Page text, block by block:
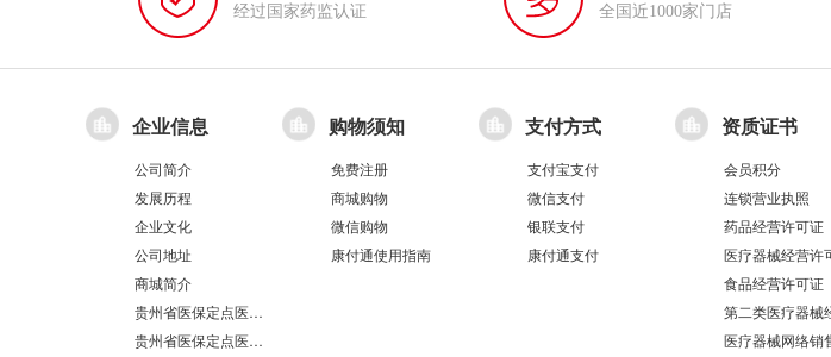
经过国家药监认证 全国近1000家门店
企业信息
公司简介
发展历程
企业文化
公司地址
商城简介
贵州省医保定点医疗机构医保服务情况表（第551分店）
贵州省医保定点医疗机构医保服务情况表（第100分店）
购物须知
免费注册
商城购物
微信购物
康付通使用指南
支付方式
支付宝支付
微信支付
银联支付
康付通支付
资质证书
会员积分
连锁营业执照
药品经营许可证
医疗器械经营许
食品经营许可证